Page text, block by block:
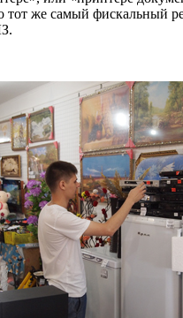
тот же самый фискальный